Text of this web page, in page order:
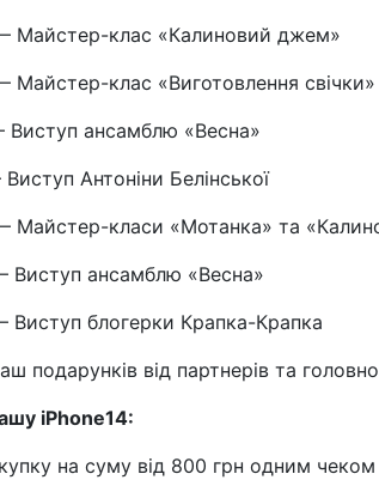
Майстер-клас «Калиновий джем»
Майстер-клас «Виготовлення свічки»
Виступ ансамблю «Весна»
Виступ Антоніни Белінської
Майстер-класи «Мотанка» та
Виступ ансамблю «Весна»
Виступ блогерки Крапка-Крапка
подарунків від партнерів та
iPhone14:
на суму від 800 грн одним